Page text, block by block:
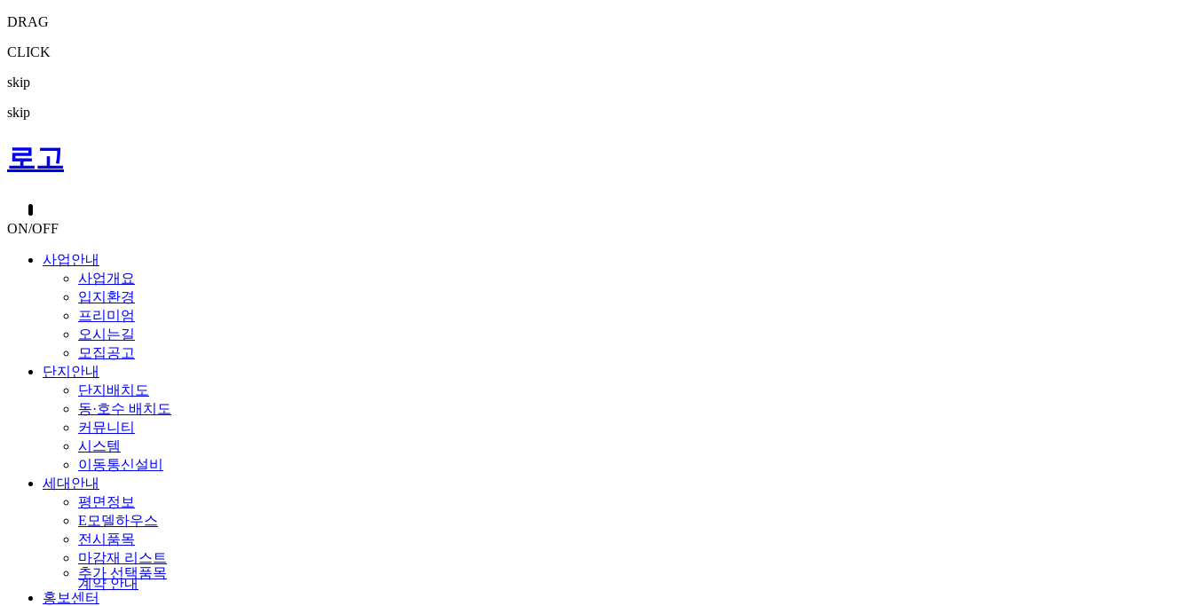
DRAG
CLICK
skip
skip
로고
ON/OFF
사업안내
사업개요
입지환경
프리미엄
오시는길
모집공고
단지안내
단지배치도
동·호수 배치도
커뮤니티
시스템
이동통신설비
세대안내
평면정보
E모델하우스
전시품목
마감재 리스트
추가 선택품목
계약 안내
홍보센터